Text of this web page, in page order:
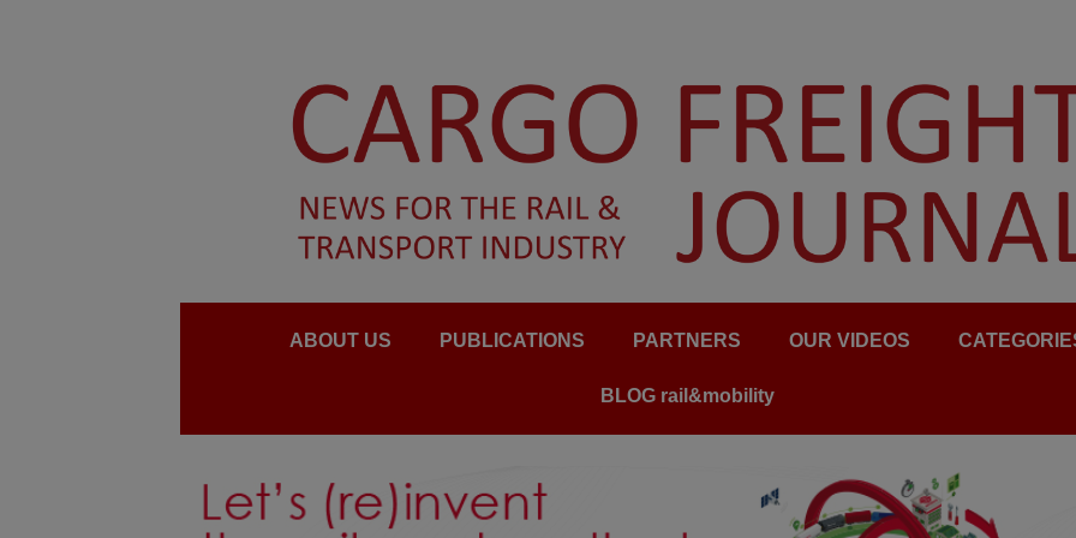
ABOUT US PUBLICATIONS PARTNERS OUR VIDEOS
BLOG rail&mobility